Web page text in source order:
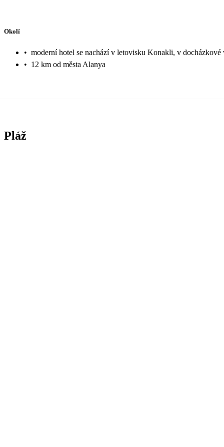
Okolí
• moderní hotel se nachází v letovisku Konakli, v docházkové
• 12 km od města Alanya
Pláž